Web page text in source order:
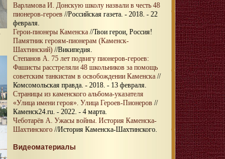
Варламова И. Донскую школу назвали в честь 48
пионеров-героев //Российская газета. - 2018. - 22
февраля.
Герои-пионеры Каменска //Твои герои, Россия!
Памятник героям-пионерам (Каменск-
Шахтинский) //Википедия.
Степанов А. 75 лет подвигу пионеров-героев:
Фашисты расстреляли 48 школьников за помощь
советским танкистам в освобождении Каменска //
Комсомольская правда. - 2018. - 13 февраля.
Страницы из каменского альбома-указателя
«Улица имени героя». Улица Героев-Пионеров //
Каменск24.ru. - 2022. - 4 марта.
Чеботарёв А. Ужасы войны. История Каменска-
Шахтинского //История Каменска-Шахтинского.
Видеоматериалы